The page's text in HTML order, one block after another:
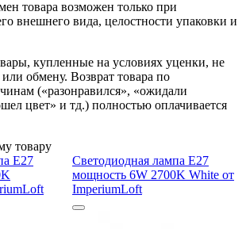
товара возможен только при
внешнего вида, целостности упаковки и
купленные на условиях уценки, не
обмену. Возврат товара по
(«разонравился», «ожидали
цвет» и тд.) полностью оплачивается
товару
E27
Светодиодная лампа E27
мощность 6W 2700K White от
ImperiumLoft